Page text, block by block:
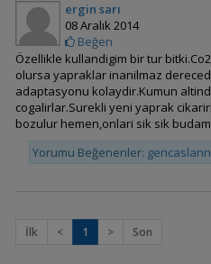
ergin sarı
08 Aralık 2014
Beğen
Özellikle kullandigim bir tur
olursa yapraklar inanilmaz
adaptasyonu kolaydir.Kumun
cogalirlar.Surekli yeni yaprak
bozulur hemen,onlari sik sik
Yorumu Beğenenler: gencaslann
İlk < 1 > Son